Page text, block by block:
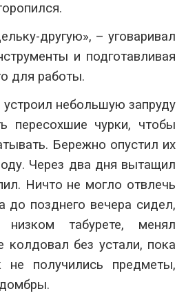
другую», – уговаривал
и подготавливая
для работы.
небольшую запруду
пересохшие чурки, чтобы
Бережно опустил их
Через два дня вытащил
Ничто не могло отвлечь
до позднего вечера сидел,
низком табурете, менял
колдовал без устали, пока
не получились предметы,